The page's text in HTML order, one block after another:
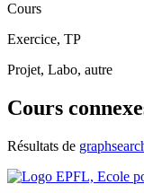
Cours
Exercice, TP
Projet, Labo, autre
Cours
Résultats de